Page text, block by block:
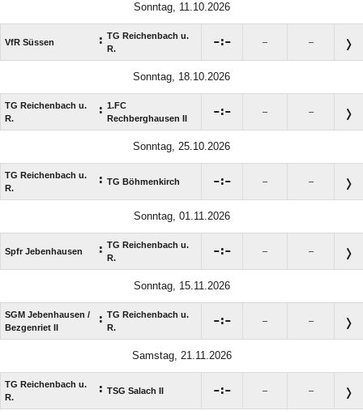
Sonntag, 11.10.2026
VfR Süssen : TG Reichenbach u.
R.
: – –
Sonntag, 18.10.2026
TG Reichenbach u.
R.
: 1.FC
Rechberghausen II
: – –
Sonntag, 25.10.2026
TG Reichenbach u.
R.
: TG Böhmenkirch : – –
Sonntag, 01.11.2026
Spfr Jebenhausen : TG Reichenbach u.
R.
: – –
Sonntag, 15.11.2026
SGM Jebenhausen /​
Bezgenriet II
: TG Reichenbach u.
R.
: – –
Samstag, 21.11.2026
TG Reichenbach u.
R.
: TSG Salach II : – –